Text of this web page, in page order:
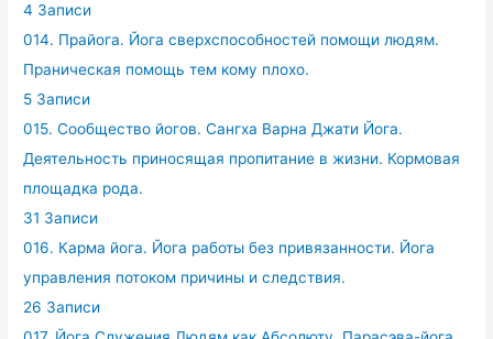
4 Записи
014. Прайога. Йога сверхспособностей помощи людям.
Праническая помощь тем кому плохо.
5 Записи
015. Сообщество йогов. Сангха Варна Джати Йога.
Деятельность приносящая пропитание в жизни. Кормовая
площадка рода.
31 Записи
016. Карма йога. Йога работы без привязанности. Йога
управления потоком причины и следствия.
26 Записи